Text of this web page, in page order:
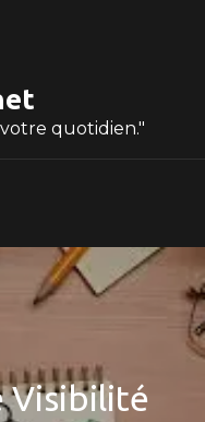
quotidien."
Visibilité